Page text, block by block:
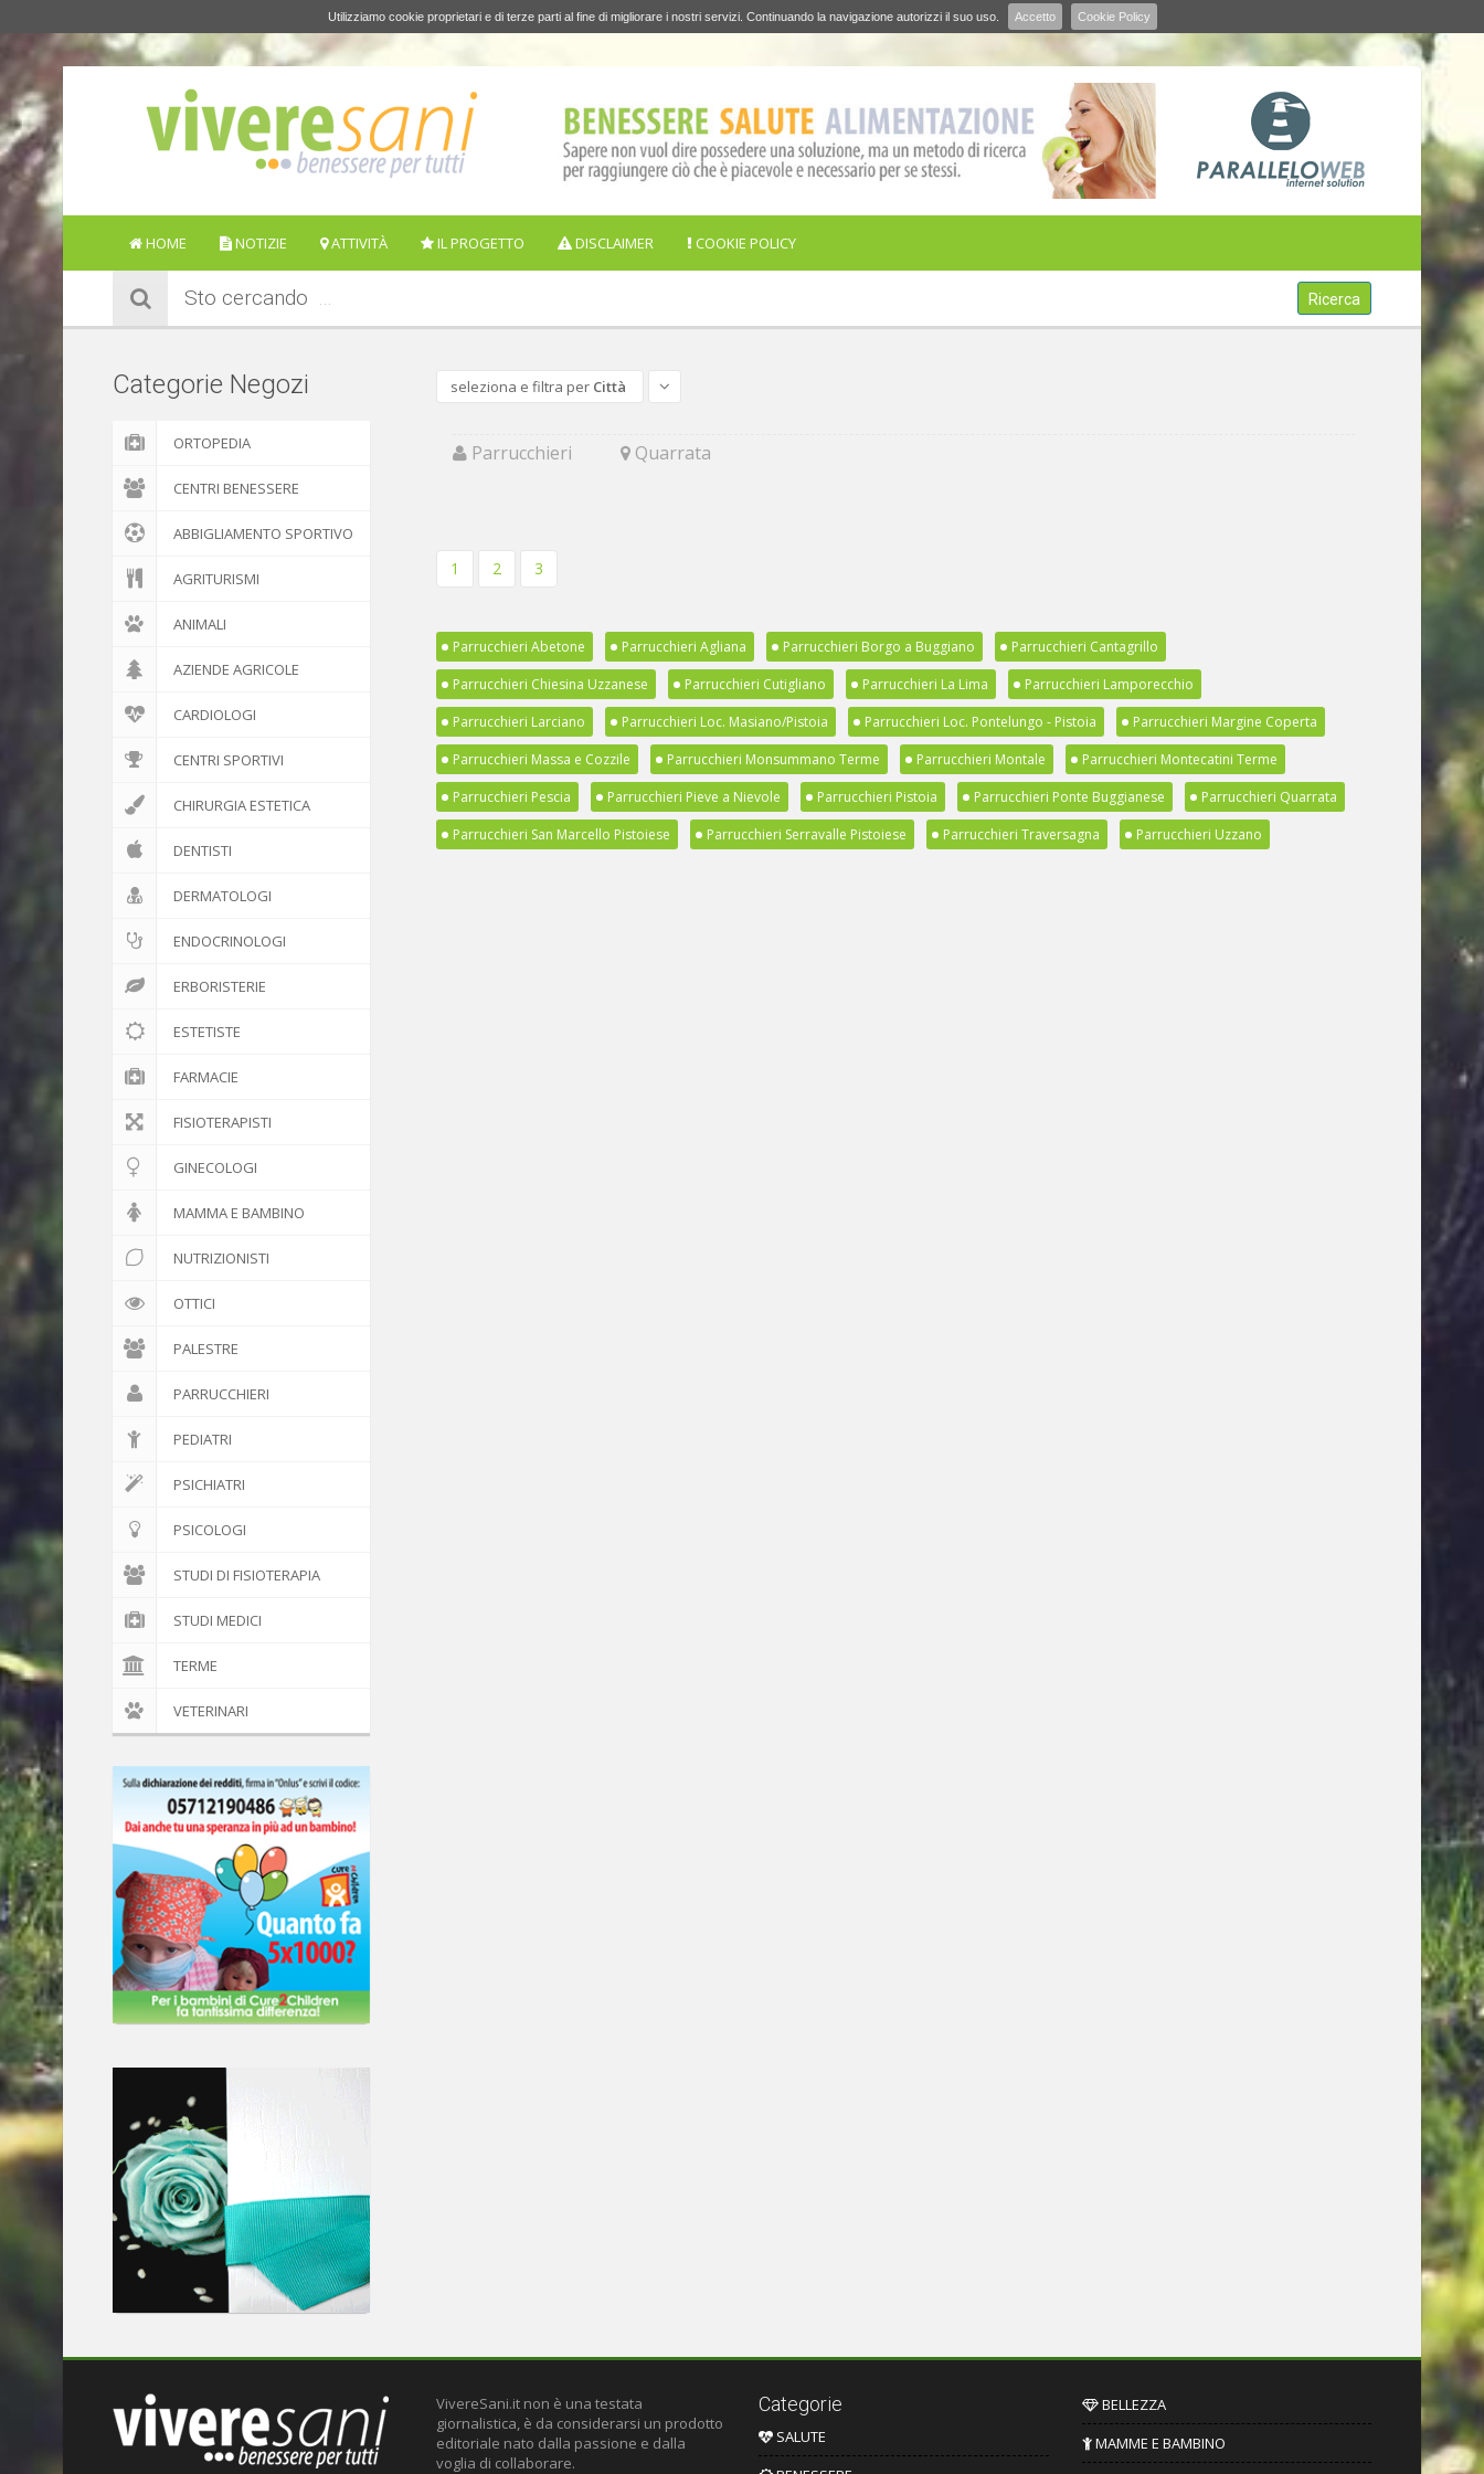
Utilizziamo cookie proprietari e di terze parti al fine di migliorare i nostri servizi. Continuando la navigazione autorizzi il suo uso. Accetto Cookie Policy
HOME NOTIZIE ATTIVITÀ IL PROGETTO DISCLAIMER COOKIE POLICY
Sto cercando Ricerca
Categorie Negozi
ORTOPEDIA
CENTRI BENESSERE
ABBIGLIAMENTO SPORTIVO
AGRITURISMI
ANIMALI
AZIENDE AGRICOLE
CARDIOLOGI
CENTRI SPORTIVI
CHIRURGIA ESTETICA
DENTISTI
DERMATOLOGI
ENDOCRINOLOGI
ERBORISTERIE
ESTETISTE
FARMACIE
FISIOTERAPISTI
GINECOLOGI
MAMMA E BAMBINO
NUTRIZIONISTI
OTTICI
PALESTRE
PARRUCCHIERI
PEDIATRI
PSICHIATRI
PSICOLOGI
STUDI DI FISIOTERAPIA
STUDI MEDICI
TERME
VETERINARI
seleziona e filtra per Città
Parrucchieri Quarrata
1 2 3
Parrucchieri Abetone Parrucchieri Agliana Parrucchieri Borgo a Buggiano
Parrucchieri Cantagrillo
Parrucchieri Chiesina Uzzanese
Parrucchieri Cutigliano Parrucchieri La Lima
Parrucchieri Lamporecchio
Parrucchieri Larciano
Parrucchieri Loc. Masiano/Pistoia Parrucchieri Loc. Pontelungo - Pistoia
Parrucchieri Margine Coperta
Parrucchieri Massa e Cozzile
Parrucchieri Monsummano Terme Parrucchieri Montale
Parrucchieri Montecatini Terme
Parrucchieri Pescia
Parrucchieri Pieve a Nievole Parrucchieri Pistoia Parrucchieri Ponte Buggianese
Parrucchieri Quarrata
Parrucchieri San Marcello Pistoiese
Parrucchieri Serravalle Pistoiese Parrucchieri Traversagna Parrucchieri Uzzano
VivereSani.it non è una testata
giornalistica, è da considerarsi un prodotto
editoriale nato dalla passione e dalla
voglia di collaborare.
Categorie
SALUTE
BELLEZZA
MAMME E BAMBINO